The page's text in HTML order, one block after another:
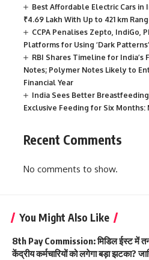
Best Affordable Electric Cars in
₹4.69 Lakh With Up to 421 km
CCPA Penalises Zepto, IndiGo,
Platforms for Using ‘Dark Patterns’
RBI Shares Timeline for India’s
Notes; Polymer Notes Likely to
Financial Year
India Sees Better
Exclusive Feeding for Six Months:
Recent Comments
No comments to show.
You Might Also Like
8th Pay Commission: मिडिल ईस्ट में
केंद्रीय कर्मचारियों को लगेगा बड़ा झटका?